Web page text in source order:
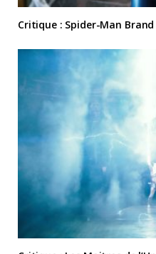
Critique : Spider-Man Brand